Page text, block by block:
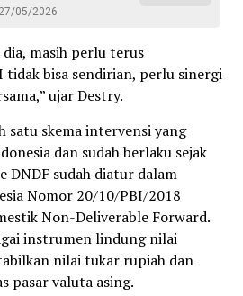
27/05/2026
masih perlu terus
bisa sendirian, perlu sinergi
ujar Destry.
satu skema intervensi yang
dan sudah berlaku sejak
DNDF sudah diatur dalam
Nomor 20/10/PBI/2018
Non-Deliverable Forward.
instrumen lindung nilai
nilai tukar rupiah dan
pasar valuta asing.